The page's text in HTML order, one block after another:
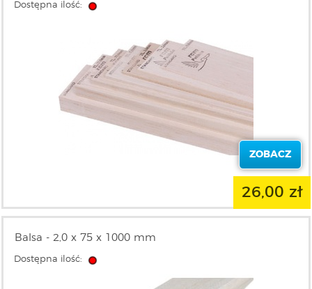
Dostępna ilość:
ZOBACZ
26,00 zł
Balsa - 2,0 x 75 x 1000 mm
Dostępna ilość: